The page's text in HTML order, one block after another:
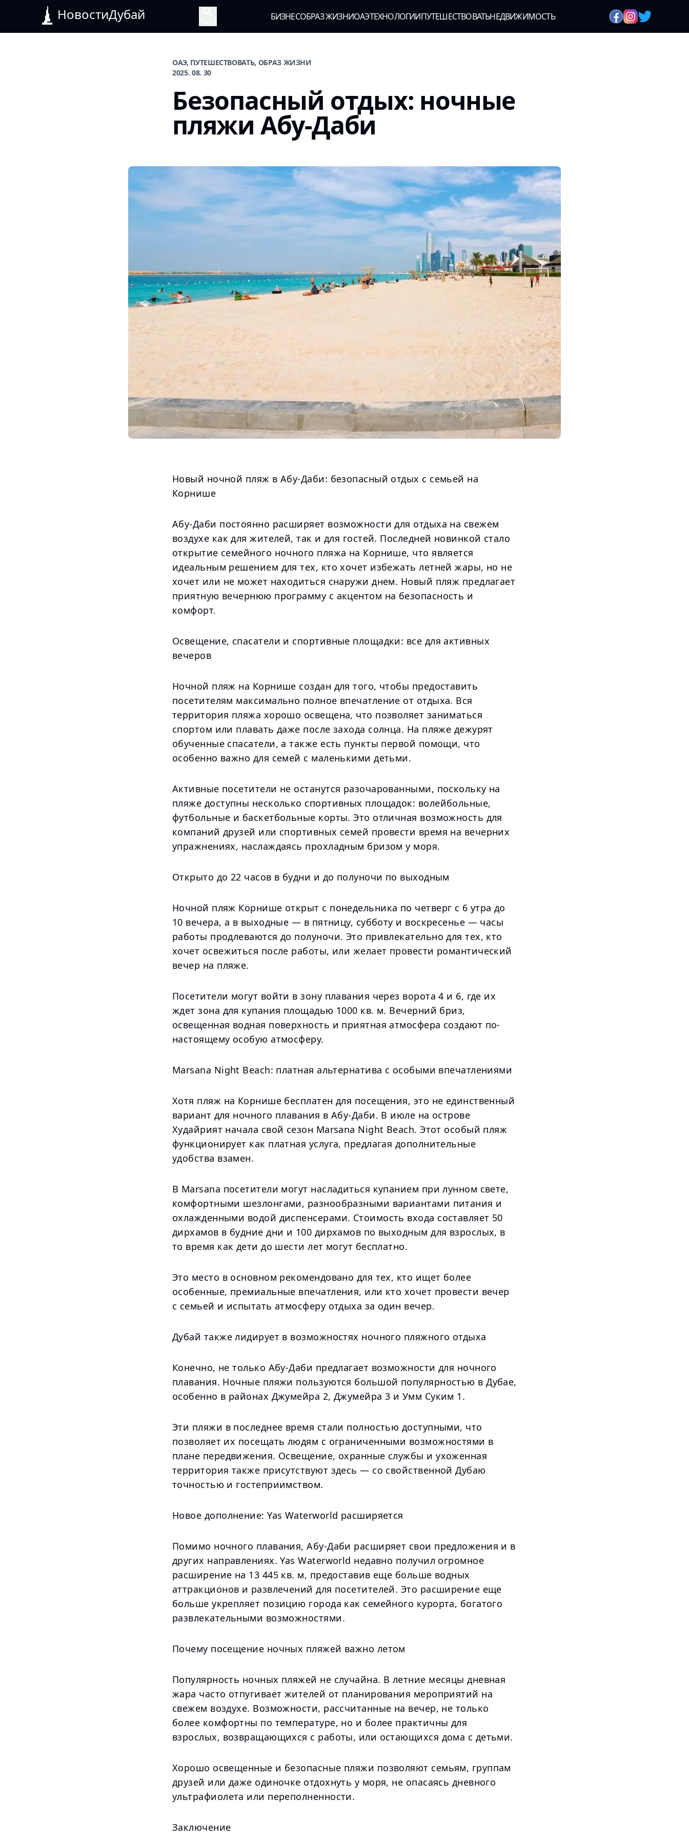
НовостиДубай БИЗНЕСОБРАЗ ЖИЗНИОАЭТЕХНОЛОГИИПУТЕШЕСТВОВАТЬНЕДВИЖИМОСТЬ
ОАЭ, ПУТЕШЕСТВОВАТЬ, ОБРАЗ ЖИЗНИ
2025. 08. 30
Безопасный отдых: ночные
пляжи Абу-Даби
Новый ночной пляж в Абу-Даби: безопасный отдых с семьей на
Корнише
Абу-Даби постоянно расширяет возможности для отдыха на свежем
воздухе как для жителей, так и для гостей. Последней новинкой стало
открытие семейного ночного пляжа на Корнише, что является
идеальным решением для тех, кто хочет избежать летней жары, но не
хочет или не может находиться снаружи днем. Новый пляж предлагает
приятную вечернюю программу с акцентом на безопасность и
комфорт.
Освещение, спасатели и спортивные площадки: все для активных
вечеров
Ночной пляж на Корнише создан для того, чтобы предоставить
посетителям максимально полное впечатление от отдыха. Вся
территория пляжа хорошо освещена, что позволяет заниматься
спортом или плавать даже после захода солнца. На пляже дежурят
обученные спасатели, а также есть пункты первой помощи, что
особенно важно для семей с маленькими детьми.
Активные посетители не останутся разочарованными, поскольку на
пляже доступны несколько спортивных площадок: волейбольные,
футбольные и баскетбольные корты. Это отличная возможность для
компаний друзей или спортивных семей провести время на вечерних
упражнениях, наслаждаясь прохладным бризом у моря.
Открыто до 22 часов в будни и до полуночи по выходным
Ночной пляж Корнише открыт с понедельника по четверг с 6 утра до
10 вечера, а в выходные — в пятницу, субботу и воскресенье — часы
работы продлеваются до полуночи. Это привлекательно для тех, кто
хочет освежиться после работы, или желает провести романтический
вечер на пляже.
Посетители могут войти в зону плавания через ворота 4 и 6, где их
ждет зона для купания площадью 1000 кв. м. Вечерний бриз,
освещенная водная поверхность и приятная атмосфера создают по-
настоящему особую атмосферу.
Marsana Night Beach: платная альтернатива с особыми впечатлениями
Хотя пляж на Корнише бесплатен для посещения, это не единственный
вариант для ночного плавания в Абу-Даби. В июле на острове
Худайрият начала свой сезон Marsana Night Beach. Этот особый пляж
функционирует как платная услуга, предлагая дополнительные
удобства взамен.
В Marsana посетители могут насладиться купанием при лунном свете,
комфортными шезлонгами, разнообразными вариантами питания и
охлажденными водой диспенсерами. Стоимость входа составляет 50
дирхамов в будние дни и 100 дирхамов по выходным для взрослых, в
то время как дети до шести лет могут бесплатно.
Это место в основном рекомендовано для тех, кто ищет более
особенные, премиальные впечатления, или кто хочет провести вечер
с семьей и испытать атмосферу отдыха за один вечер.
Дубай также лидирует в возможностях ночного пляжного отдыха
Конечно, не только Абу-Даби предлагает возможности для ночного
плавания. Ночные пляжи пользуются большой популярностью в Дубае,
особенно в районах Джумейра 2, Джумейра 3 и Умм Суким 1.
Эти пляжи в последнее время стали полностью доступными, что
позволяет их посещать людям с ограниченными возможностями в
плане передвижения. Освещение, охранные службы и ухоженная
территория также присутствуют здесь — со свойственной Дубаю
точностью и гостеприимством.
Новое дополнение: Yas Waterworld расширяется
Помимо ночного плавания, Абу-Даби расширяет свои предложения и в
других направлениях. Yas Waterworld недавно получил огромное
расширение на 13 445 кв. м, предоставив еще больше водных
аттракционов и развлечений для посетителей. Это расширение еще
больше укрепляет позицию города как семейного курорта, богатого
развлекательными возможностями.
Почему посещение ночных пляжей важно летом
Популярность ночных пляжей не случайна. В летние месяцы дневная
жара часто отпугивает жителей от планирования мероприятий на
свежем воздухе. Возможности, рассчитанные на вечер, не только
более комфортны по температуре, но и более практичны для
взрослых, возвращающихся с работы, или остающихся дома с детьми.
Хорошо освещенные и безопасные пляжи позволяют семьям, группам
друзей или даже одиночке отдохнуть у моря, не опасаясь дневного
ультрафиолета или переполненности.
Заключение